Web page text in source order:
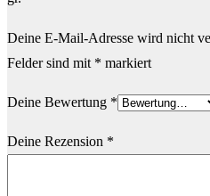
Deine E-Mail-Adresse wird nicht
Felder sind mit * markiert
Deine Bewertung *
Deine Rezension *